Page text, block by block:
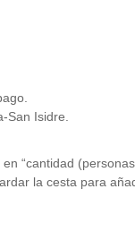
San Isidre.
“cantidad
la cesta para